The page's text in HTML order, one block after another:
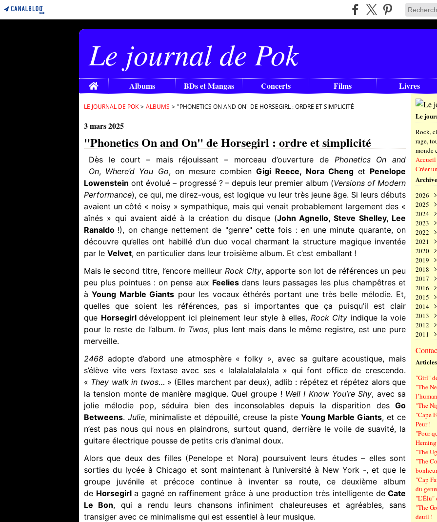
Le journal de Pok
Home Albums BDs et Mangas Concerts Films Livres
LE JOURNAL DE POK > ALBUMS > "PHONETICS ON AND ON" DE HORSEGIRL : ORDRE ET SIMPLICITÉ
3 mars 2025
"Phonetics On and On" de Horsegirl : ordre et simplicité
Dès le court – mais réjouissant – morceau d’ouverture de Phonetics On and
On, Where’d You Go, on mesure combien Gigi Reece, Nora Cheng et Penelope
Lowenstein ont évolué – progressé ? – depuis leur premier album (Versions of Modern
Performance), ce qui, me direz-vous, est logique vu leur très jeune âge. Si leurs débuts
avaient un côté « noisy » sympathique, mais qui venait probablement largement des «
aînés » qui avaient aidé à la création du disque (John Agnello, Steve Shelley, Lee
Ranaldo !), on change nettement de "genre" cette fois : en une minute quarante, on
découvre qu’elles ont habillé d’un duo vocal charmant la structure magique inventée
par le Velvet, en particulier dans leur troisième album. Et c’est emballant !
Mais le second titre, l’encore meilleur Rock City, apporte son lot de références un peu
peu plus pointues : on pense aux Feelies dans leurs passages les plus champêtres et
à Young Marble Giants pour les vocaux éthérés portant une très belle mélodie. Et,
quelles que soient les références, pas si importantes que ça puisqu’il est clair
que Horsegirl développent ici pleinement leur style à elles, Rock City indique la voie
pour le reste de l’album. In Twos, plus lent mais dans le même registre, est une pure
merveille.
2468 adopte d’abord une atmosphère « folky », avec sa guitare acoustique, mais
s’élève vite vers l’extase avec ses « lalalalalalalala » qui font office de crescendo.
« They walk in twos… » (Elles marchent par deux), adlib : répétez et répétez alors que
la tension monte de manière magique. Quel groupe ! Well I Know You’re Shy, avec sa
jolie mélodie pop, séduira bien des inconsolables depuis la disparition des Go
Betweens. Julie, minimaliste et dépouillé, creuse la piste Young Marble Giants, et ce
n’est pas nous qui nous en plaindrons, surtout quand, derrière le voile de suavité, la
guitare électrique pousse de petits cris d’animal doux.
Alors que deux des filles (Penelope et Nora) poursuivent leurs études – elles sont
sorties du lycée à Chicago et sont maintenant à l’université à New York -, et que le
groupe juvénile et précoce continue à inventer sa route, ce deuxième album
de Horsegirl a gagné en raffinement grâce à une production très intelligente de Cate
Le Bon, qui a rendu leurs chansons infiniment chaleureuses et agréables, sans
transiger avec ce minimalisme qui est essentiel à leur musique.
Le
Rock,
rage,
monde
Créer
2026
Août
Juillet
Juin
Mai
Avril
Mars
2025
Août
Juillet
Juin
Mai
Avril
Mars
2024
Août
Juillet
Juin
Mai
Avril
Mars
2023
Août
Juillet
Juin
Mai
Avril
Mars
2022
Août
Juillet
Juin
Mai
Avril
Mars
2021
Août
Juillet
Juin
Mai
Avril
Mars
2020
Août
Juillet
Juin
Mai
Avril
2019
Août
Juillet
Juin
Mai
2018
Août
Juillet
Juin
Mars
2017
Août
Juillet
Mai
Avril
2016
Août
Juin
Mai
2015
Juin
Mai
2014
Juin
Mai
2013
Août
Juin
Mai
2012
Juin
Mai
2011
"Girl"
"The
"The
"Cape
Peur !
"Pour
"The
"The
bonheur
"Cap
du
"L’Élu"
"The
deuil !